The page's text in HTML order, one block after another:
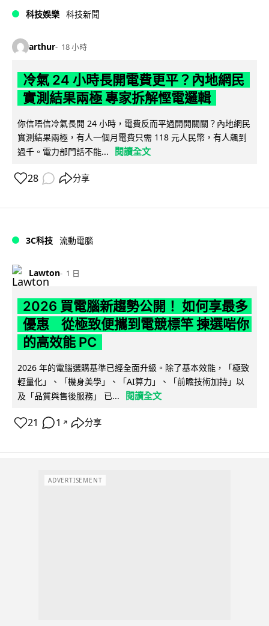
科技娛樂 科技新聞
arthur 18 小時
冷氣 24 小時長開電費更平？內地網民
實測結果兩極 專家拆解慳電邏輯
你信唔信冷氣長開 24 小時，電費反而平過開開關關？內地網民
實測結果兩極，有人一個月電費只需 118 元人民幣，有人飆到
過千。電力部門話不能...
閱讀全文
28 分享
3C科技 流動電腦
Lawton 1 日
2026 買電腦新趨勢公開！ 如何享最多
優惠 從極致便攜到電競標竿 揀選啱你
的高效能 PC
2026 年的電腦選購基準已經全面升級。除了基本效能，「極致
輕量化」、「機身美學」、「AI算力」、「前瞻技術加持」以
及「品質與售後服務」 已...
閱讀全文
21 1 ↗ 分享
ADVERTISEMENT